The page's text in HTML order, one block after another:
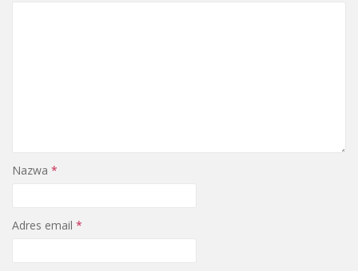
Nazwa *
Adres email *